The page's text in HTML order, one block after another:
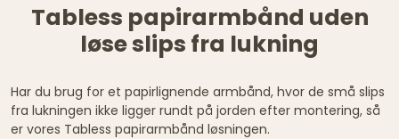
Tabless papirarmbånd uden
løse slips fra lukning
Har du brug for et papirlignende armbånd, hvor de små slips
fra lukningen ikke ligger rundt på jorden efter montering, så
er vores Tabless papirarmbånd løsningen.